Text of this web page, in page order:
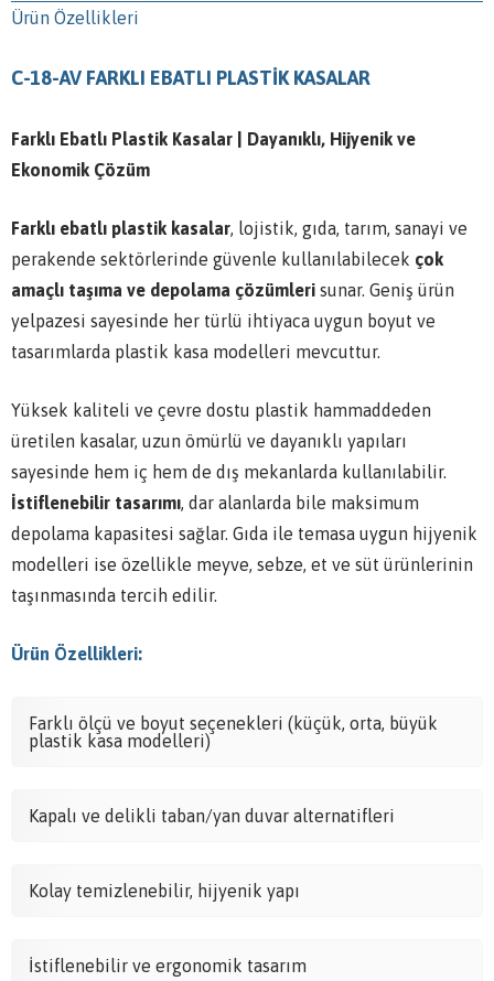
Ürün Özellikleri
C-18-AV FARKLI EBATLI PLASTİK KASALAR
Farklı Ebatlı Plastik Kasalar | Dayanıklı, Hijyenik ve
Ekonomik Çözüm
Farklı ebatlı plastik kasalar, lojistik, gıda, tarım, sanayi ve
perakende sektörlerinde güvenle kullanılabilecek çok
amaçlı taşıma ve depolama çözümleri sunar. Geniş ürün
yelpazesi sayesinde her türlü ihtiyaca uygun boyut ve
tasarımlarda plastik kasa modelleri mevcuttur.
Yüksek kaliteli ve çevre dostu plastik hammaddeden
üretilen kasalar, uzun ömürlü ve dayanıklı yapıları
sayesinde hem iç hem de dış mekanlarda kullanılabilir.
İstiflenebilir tasarımı, dar alanlarda bile maksimum
depolama kapasitesi sağlar. Gıda ile temasa uygun hijyenik
modelleri ise özellikle meyve, sebze, et ve süt ürünlerinin
taşınmasında tercih edilir.
Ürün Özellikleri:
Farklı ölçü ve boyut seçenekleri (küçük, orta, büyük
plastik kasa modelleri)
Kapalı ve delikli taban/yan duvar alternatifleri
Kolay temizlenebilir, hijyenik yapı
İstiflenebilir ve ergonomik tasarım